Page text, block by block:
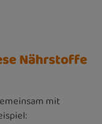
Nährstoffe
mit